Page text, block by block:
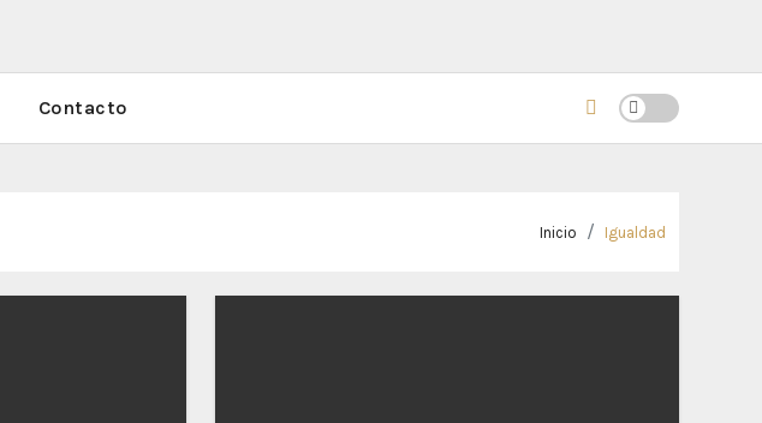
Contacto
Inicio Igualdad